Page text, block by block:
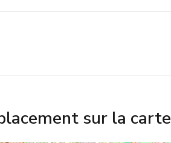
sur la carte